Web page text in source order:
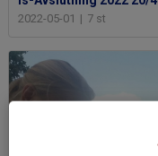
2022-05-01 | 7 st